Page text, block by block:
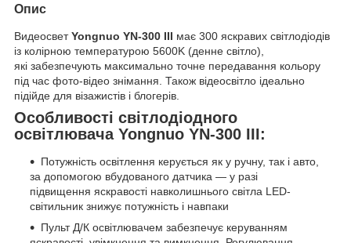
Опис
ВидеосветYongnuo YN-300 III має 300 яскравих світлодіодів
із колірною температурою 5600K (денне світло),
які забезпечують максимально точне передавання кольору
під час фото-відео знімання. Також відеосвітло ідеально
підійде для візажистів і блогерів.
Особливості світлодіодного
освітлювача Yongnuo YN-300 III:
Потужність освітлення керується як у ручну, так і авто,
за допомогою вбудованого датчика — у разі
підвищення яскравості навколишнього світла LED-
світильник знижує потужність і навпаки
Пульт Д/К освітлювачем забезпечує керуванням